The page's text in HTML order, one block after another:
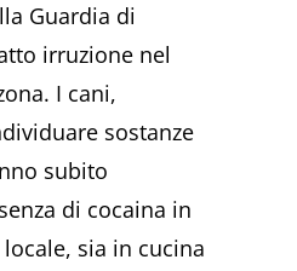
Guardia di
irruzione nel
I cani,
sostanze
subito
di cocaina in
sia in cucina